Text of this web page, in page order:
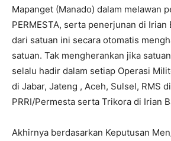
Mapanget (Manado) dalam melawan
PERMESTA, serta penerjunan di Irian
dari satuan ini secara otomatis
satuan. Tak mengherankan jika
selalu hadir dalam setiap Operasi
di Jabar, Jateng , Aceh, Sulsel, RMS
PRRI/Permesta serta Trikora di Irian
Akhirnya berdasarkan Keputusan